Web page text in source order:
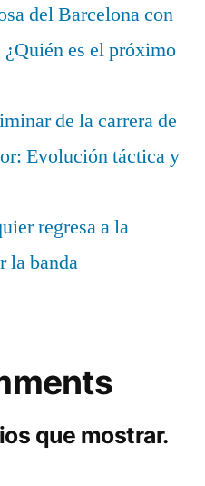
del Barcelona con
es el próximo
de la carrera de
Evolución táctica y
regresa a la
la banda
que mostrar.